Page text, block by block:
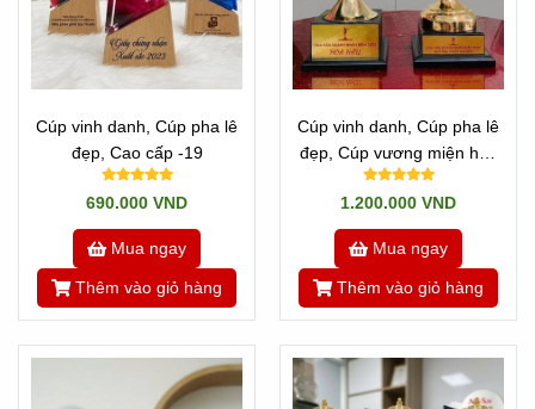
Cúp vinh danh, Cúp pha lê
đẹp, Cao cấp -19
690.000 VND
Mua ngay
Thêm vào giỏ hàng
Cúp vinh danh, Cúp pha lê
đẹp, Cúp vương miện hoa
hậu, Cúp ca sĩ
1.200.000 VND
Mua ngay
Thêm vào giỏ hàng